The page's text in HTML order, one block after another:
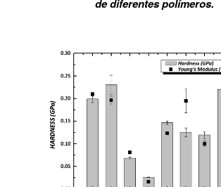
de diferentes polímeros.